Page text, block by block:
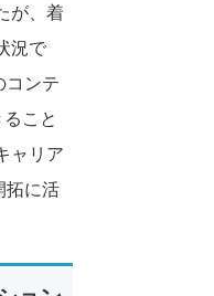
が、着
況で
コンテ
こと
ャリア
拓に活